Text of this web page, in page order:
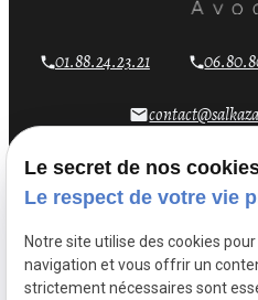
01.88.24.23.21
email
Le secret de nos
Le respect de votre vie
Notre site utilise des cookies
navigation et vous offrir un
strictement nécessaires sont